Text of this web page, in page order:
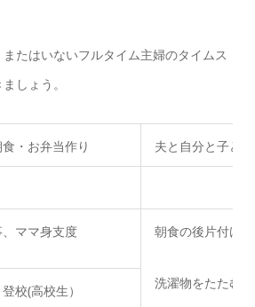
たはいないフルタイム主婦のタイムス
しょう。
・お弁当作り 夫と自分と子ど
ママ身支度 朝食の後片付け
洗濯物をた
校(高校生）